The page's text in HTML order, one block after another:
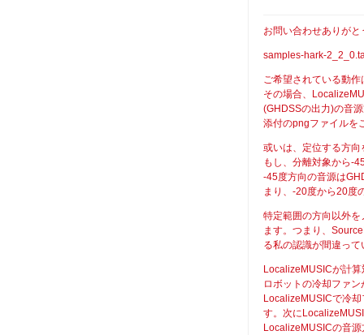
お問い合わせありが
samples-hark-
ご希望されている動
その場合、
(GHDSSの出力)の音
添付のpngファイルを
或いは、定位する方
もし、分離対象から-
-45度方向の音源は
まり、-20度から20度
特定範囲の方向以外
ます。つまり、
る私の認識が間違っ
LocalizeMUSICが計
ロボットの冷却ファ
LocalizeMUSICで冷
す。次に
LocalizeMUSICの音